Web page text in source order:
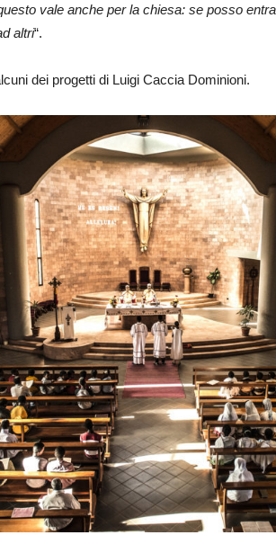
vale anche per la chiesa: se posso
altri“.
dei progetti di Luigi Caccia Dominioni.